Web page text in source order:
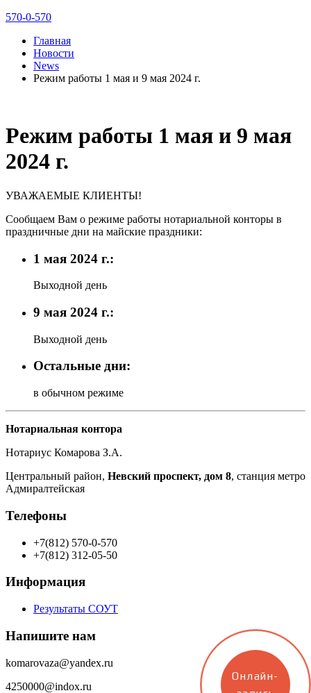
570-0-570
Главная
Новости
News
Режим работы 1 мая и 9 мая 2024 г.
Режим работы 1 мая и 9 мая
2024 г.
УВАЖАЕМЫЕ КЛИЕНТЫ!
Сообщаем Вам о режиме работы нотариальной конторы в
праздничные дни на майские праздники:
1 мая 2024 г.:
Выходной день
9 мая 2024 г.:
Выходной день
Остальные дни:
в обычном режиме
Нотариальная контора
Нотариус Комарова З.А.
Центральный район, Невский проспект, дом 8, станция метро
Адмиралтейская
Телефоны
+7(812) 570-0-570
+7(812) 312-05-50
Информация
Результаты СОУТ
Напишите нам
komarovaza@yandex.ru
4250000@indox.ru
Онлайн-